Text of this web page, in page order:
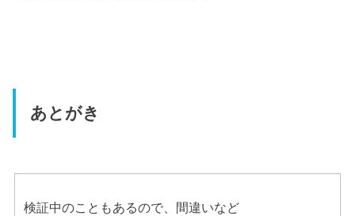
あとがき
検証中のこともあるので、間違いなど